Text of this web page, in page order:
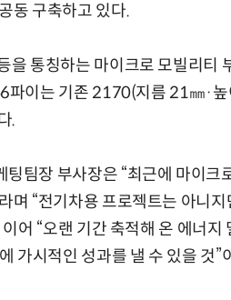
동 구축하고 있다.
을 통칭하는 마이크로 모빌리티
파이는 기존 2170(지름 21㎜·
.
팅팀장 부사장은 “최근에 마이
며 “전기차용 프로젝트는 아니
어 “오랜 기간 축적해 온 에너
가시적인 성과를 낼 수 있을 것”